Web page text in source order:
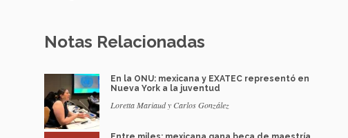
Notas Relacionadas
En la ONU: mexicana y EXATEC representó en
Nueva York a la juventud
Loretta Mariaud y Carlos González